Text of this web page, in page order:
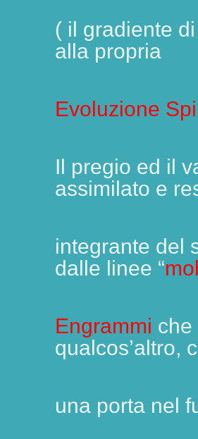
( il gradiente
alla propria
Evoluzione
Il pregio ed il
assimilato e
integrante del
dalle linee “
Engrammi
qualcos’altro,
una porta nel